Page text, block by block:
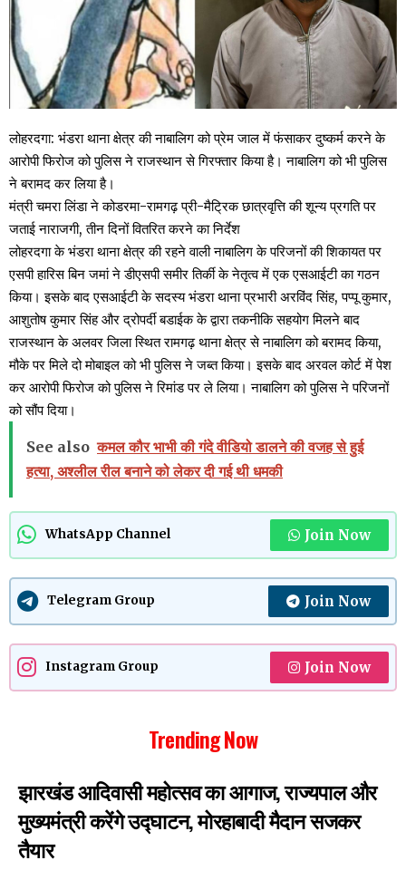
लोहरदगा: भंडरा थाना क्षेत्र की नाबालिग को प्रेम जाल में फंसाकर दुष्कर्म करने के
आरोपी फिरोज को पुलिस ने राजस्थान से गिरफ्तार किया है। नाबालिग को भी पुलिस
ने बरामद कर लिया है।
मंत्री चमरा लिंडा ने कोडरमा-रामगढ़ प्री-मैट्रिक छात्रवृत्ति की शून्य प्रगति पर
जताई नाराजगी, तीन दिनों वितरित करने का निर्देश
लोहरदगा के भंडरा थाना क्षेत्र की रहने वाली नाबालिग के परिजनों की शिकायत पर
एसपी हारिस बिन जमां ने डीएसपी समीर तिर्की के नेतृत्व में एक एसआईटी का गठन
किया। इसके बाद एसआईटी के सदस्य भंडरा थाना प्रभारी अरविंद सिंह, पप्पू कुमार,
आशुतोष कुमार सिंह और द्रोपर्दी बडाईक के द्वारा तकनीकि सहयोग मिलने बाद
राजस्थान के अलवर जिला स्थित रामगढ़ थाना क्षेत्र से नाबालिग को बरामद किया,
मौके पर मिले दो मोबाइल को भी पुलिस ने जब्त किया। इसके बाद अरवल कोर्ट में पेश
कर आरोपी फिरोज को पुलिस ने रिमांड पर ले लिया। नाबालिग को पुलिस ने परिजनों
को सौंप दिया।
See also कमल कौर भाभी की गंदे वीडियो डालने की वजह से हुई
हत्या, अश्लील रील बनाने को लेकर दी गई थी धमकी
WhatsApp Channel Join Now
Telegram Group Join Now
Instagram Group Join Now
Trending Now
झारखंड आदिवासी महोत्सव का आगाज, राज्यपाल और
मुख्यमंत्री करेंगे उद्घाटन, मोरहाबादी मैदान सजकर
तैयार